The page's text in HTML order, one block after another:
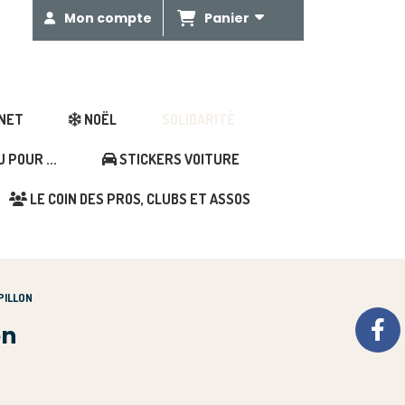
Mon compte Panier
NOËL
POUR ... STICKERS VOITURE
LE COIN DES PROS, CLUBS ET ASSOS